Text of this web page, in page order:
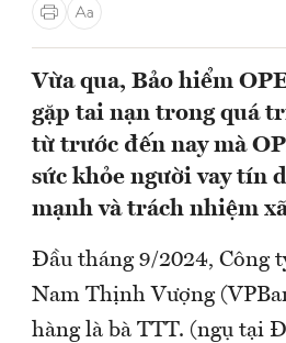
Vừa qua, Bảo hiểm
gặp tai nạn trong quá
từ trước đến nay mà
sức khỏe người vay tín
mạnh và trách nhiệm
Đầu tháng 9/2024, Công
Nam Thịnh Vượng
hàng là bà TTT. (ngụ tại